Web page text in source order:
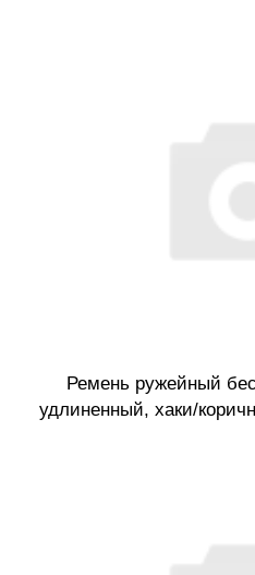
Ремень ружейный
удлиненный, хаки/